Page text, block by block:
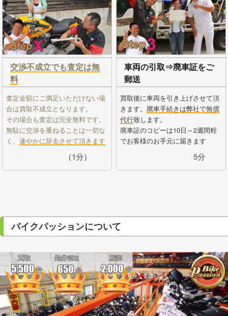
交渉不成立でも査定は無
料
査定金額にご満足いただけない場
合は買取不成立となります。
その場合も査定は完全無料です。
無駄に交渉を重ねることは一切な
く、 速やかに辞去させて頂きます
（1分）
車両の引取⇒廃車証をご
郵送
買取後に車両を引き上げさせて頂
きます。 廃車手続きは弊社で無償
代行致します。
廃車証のコピーは10日～2週間程
でお客様のお手元に届きます
5分
バイクパッションについて